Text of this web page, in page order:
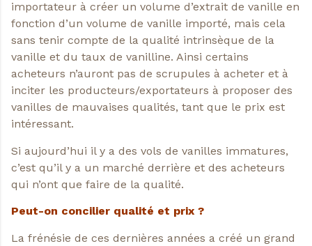
importateur à créer un volume d’extrait de vanille en
fonction d’un volume de vanille importé, mais cela
sans tenir compte de la qualité intrinsèque de la
vanille et du taux de vanilline. Ainsi certains
acheteurs n’auront pas de scrupules à acheter et à
inciter les producteurs/exportateurs à proposer des
vanilles de mauvaises qualités, tant que le prix est
intéressant.
Si aujourd’hui il y a des vols de vanilles immatures,
c’est qu’il y a un marché derrière et des acheteurs
qui n’ont que faire de la qualité.
Peut-on concilier qualité et prix ?
La frénésie de ces dernières années a créé un grand